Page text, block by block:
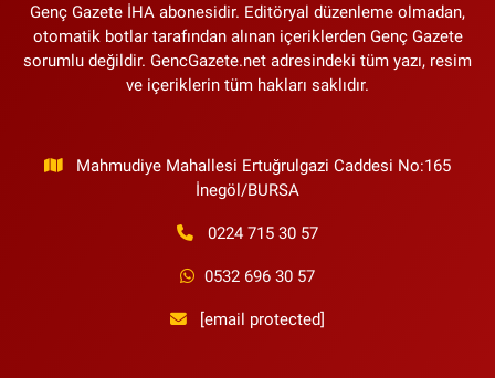
Genç Gazete İHA abonesidir. Editöryal düzenleme olmadan,
otomatik botlar tarafından alınan içeriklerden Genç Gazete
sorumlu değildir. GencGazete.net adresindeki tüm yazı, resim
ve içeriklerin tüm hakları saklıdır.
Mahmudiye Mahallesi Ertuğrulgazi Caddesi No:165
İnegöl/BURSA
0224 715 30 57
0532 696 30 57
[email protected]